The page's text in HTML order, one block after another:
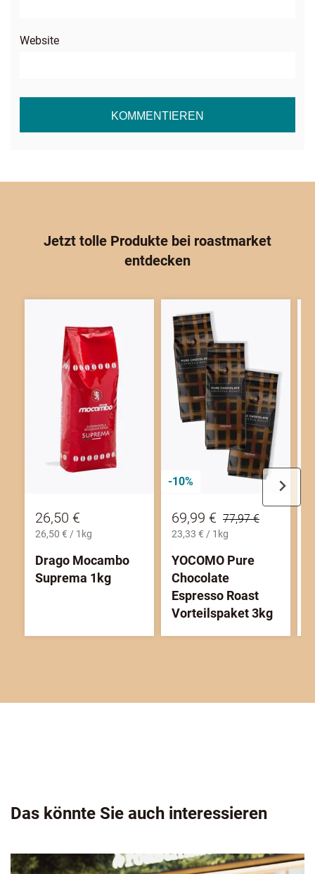
Website
Jetzt tolle Produkte bei roastmarket
entdecken
26,50 €
26,50 € / 1kg
Drago Mocambo
Suprema 1kg
-10%
69,99 € 77,97 €
23,33 € / 1kg
YOCOMO Pure
Chocolate
Espresso Roast
Vorteilspaket 3kg
Das könnte Sie auch interessieren